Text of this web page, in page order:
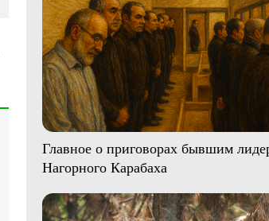
Главное о приговорах бывшим
Нагорного Карабаха